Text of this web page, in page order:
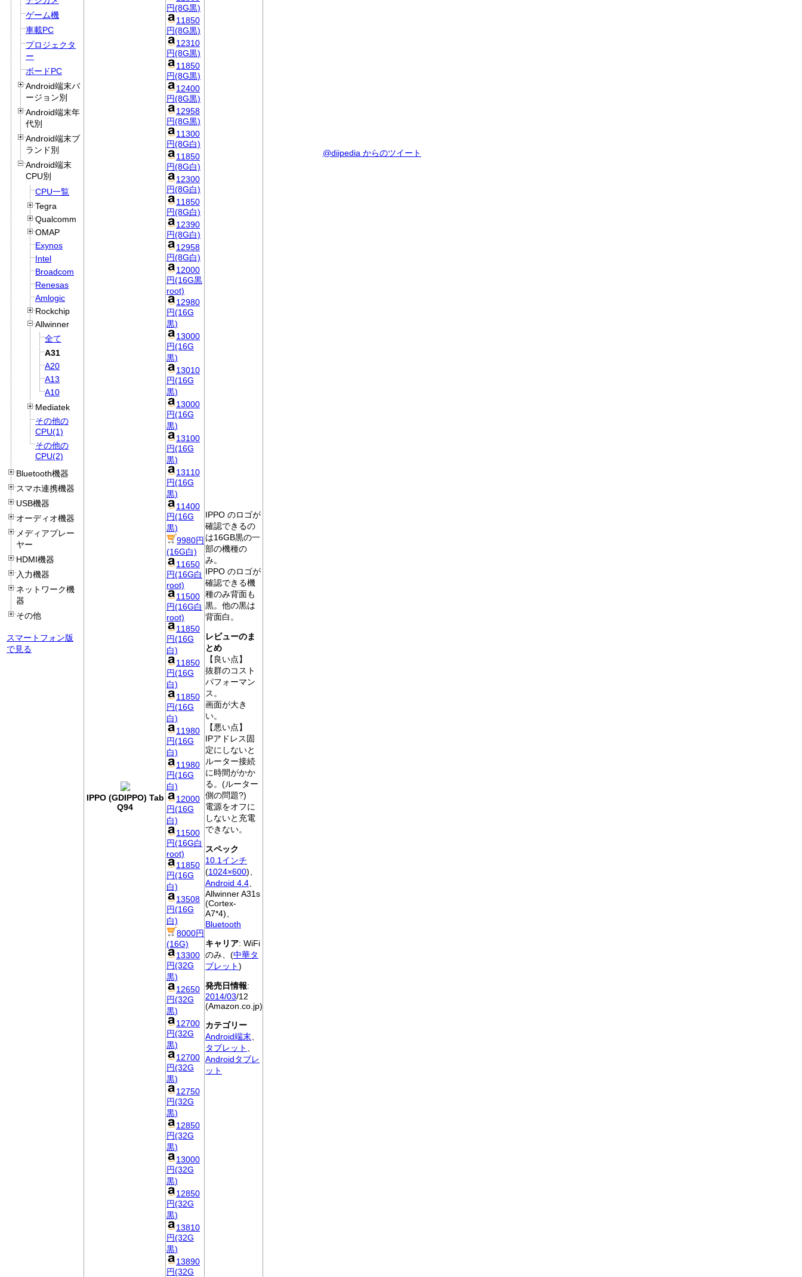
ゲーム機
車載PC
プロジェクタ
ー
ボードPC
Android端末バ
ージョン別
Android端末年
代別
Android端末ブ
ランド別
Android端末
CPU別
CPU一覧
Tegra
Qualcomm
OMAP
Exynos
Intel
Broadcom
Renesas
Amlogic
Rockchip
Allwinner
全て
A31
A20
A13
A10
Mediatek
その他の
CPU(1)
その他の
CPU(2)
Bluetooth機器
スマホ連携機器
USB機器
オーディオ機器
メディアプレー
ヤー
HDMI機器
入力機器
ネットワーク機
器
その他
スマートフォン版
で見る
IPPO (GDIPPO) Tab
Q94
IPPO のロゴが
確認できるの
は16GB黒の一
部の機種の
み。
IPPO のロゴが
確認できる機
種のみ背面も
黒。他の黒は
背面白。
レビューのま
とめ
【良い点】
抜群のコスト
パフォーマン
ス。
画面が大き
い。
【悪い点】
IPアドレス固
定にしないと
ルーター接続
に時間がかか
る。(ルーター
側の問題?)
電源をオフに
しないと充電
できない。
スペック
10.1インチ
(1024×600)、
Android 4.4、
Allwinner A31s
(Cortex-
A7*4)、
Bluetooth
キャリア: WiFi
のみ、(中華タ
ブレット)
発売日情報:
2014/03/12
(Amazon.co.jp)
カテゴリー
Android端末
タブレット
Androidタブレ
ット
円(8G黒)
11850
円(8G黒)
12310
円(8G黒)
11850
円(8G黒)
12400
円(8G黒)
12958
円(8G黒)
11300
円(8G白)
11850
円(8G白)
12300
円(8G白)
11850
円(8G白)
12390
円(8G白)
12958
円(8G白)
12000
円(16G黒
root)
12980
円(16G
黒)
13000
円(16G
黒)
13010
円(16G
黒)
13000
円(16G
黒)
13100
円(16G
黒)
13110
円(16G
黒)
11400
円(16G
黒)
9980円
(16G白)
11650
円(16G白
root)
11500
円(16G白
root)
11850
円(16G
白)
11850
円(16G
白)
11850
円(16G
白)
11980
円(16G
白)
11980
円(16G
白)
12000
円(16G
白)
11500
円(16G白
root)
11850
円(16G
白)
13508
円(16G
白)
8000円
(16G)
13300
円(32G
黒)
12650
円(32G
黒)
12700
円(32G
黒)
12700
円(32G
黒)
12750
円(32G
黒)
12850
円(32G
黒)
13000
円(32G
黒)
12850
円(32G
黒)
13810
円(32G
黒)
13890
円(32G
@diipedia からのツイート